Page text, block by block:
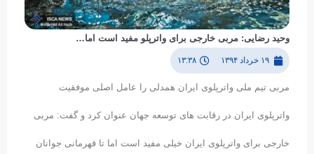
وحید رضایی: مربی خارجی برای واترپلو مفید است اما…
۱۹ خرداد ۱۳۹۴ ۱۳:۳۸
مربی تیم ملی واترپلوی ایران همدلی را عامل اصلی موفقیت
واترپلوی ایران در رقابت های توسعه جهان عنوان کرد و گفت: مربی
خارجی برای واترپلوی ایران خیلی مفید است اما تا قهرمانی جوانان